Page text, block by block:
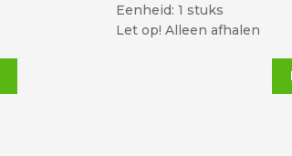
Eenheid: 1 stuks
Let op! Alleen afhalen